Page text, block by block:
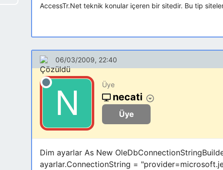
AccessTr.Net teknik konular içeren bir sitedir. Bu tip
06/03/2009, 22:40
Üye
necati
Üye
Dim ayarlar As New
ayarlar.ConnectionString =